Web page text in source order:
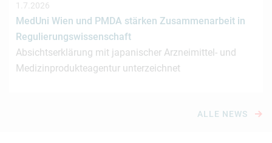
1.7.2026
MedUni Wien und PMDA stärken Zusammenarbeit in
Regulierungswissenschaft
Absichtserklärung mit japanischer Arzneimittel- und
Medizinprodukteagentur unterzeichnet
ALLE NEWS